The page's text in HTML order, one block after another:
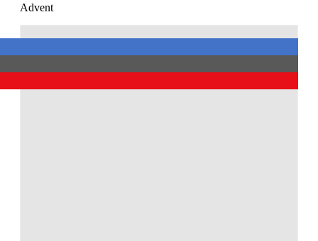
Advent